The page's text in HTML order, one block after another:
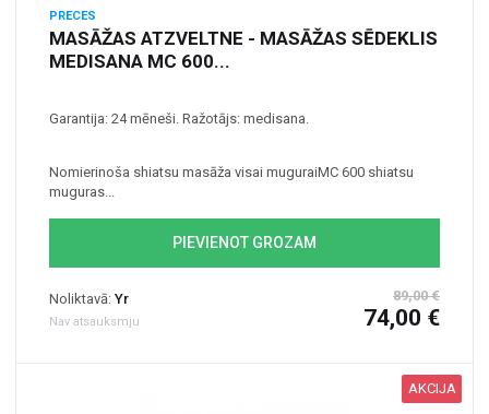
PRECES
MASĀŽAS ATZVELTNE - MASĀŽAS SĒDEKLIS
MEDISANA MC 600...
Garantija: 24 mēneši. Ražotājs: medisana.
Nomierinoša shiatsu masāža visai muguraiMC 600 shiatsu
muguras...
PIEVIENOT GROZAM
Noliktavā: Yr
Nav atsauksmju
89,00 €
74,00 €
AKCIJA